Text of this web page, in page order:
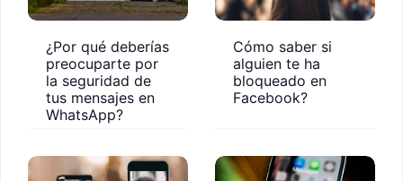
¿Por qué deberías
preocuparte por
la seguridad de
tus mensajes en
WhatsApp?
Cómo saber si
alguien te ha
bloqueado en
Facebook?